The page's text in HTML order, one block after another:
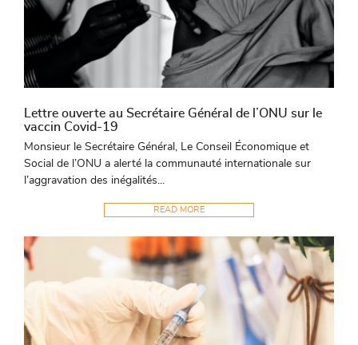
Lettre ouverte au Secrétaire Général de l’ONU sur le
vaccin Covid-19
Monsieur le Secrétaire Général, Le Conseil Économique et
Social de l’ONU a alerté la communauté internationale sur
l’aggravation des inégalités...
READ MORE